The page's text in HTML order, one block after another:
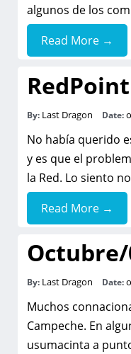
algunos de los
Read More →
By: Last Dragon Date:
No había querido
y es que el
la Red. Lo siento
Read More →
Octubre/
By: Last Dragon Date:
Muchos
Campeche. En
usumacinta a